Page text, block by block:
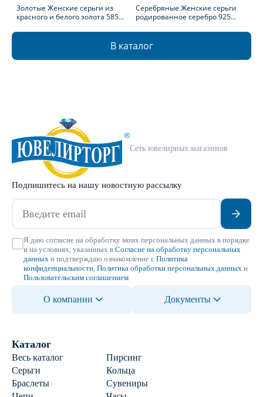
Золотые Женские серьги из
красного и белого золота 585
Серебряные Женские серьги
родированное серебро 925
В каталог
Сеть ювелирных магазинов
Подпишитесь на нашу новостную рассылку
Я даю согласие на обработку моих персональных данных в порядке
и на условиях, указанных в Согласие на обработку персональных
данных и подтверждаю ознакомление с Политика
конфиденциальности Политика обработки персональных данных и
Пользовательским соглашением
О компании Документы
Каталог
Весь каталог
Пирсинг
Серьги
Кольца
Браслеты
Сувениры